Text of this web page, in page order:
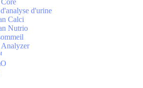
d'urine
Calci
Nutrio
Analyzer